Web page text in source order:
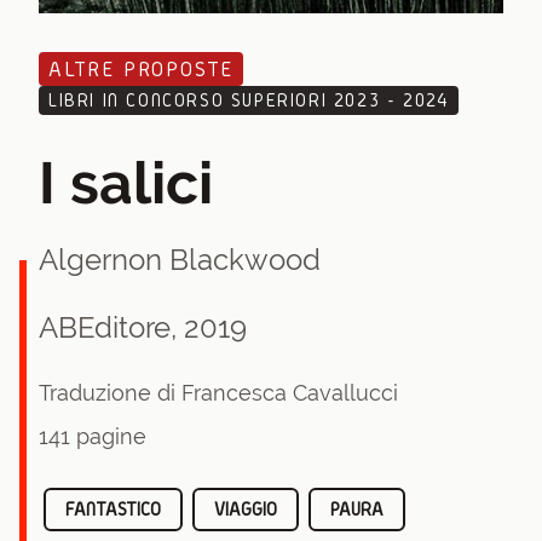
ALTRE PROPOSTE
LIBRI IN CONCORSO SUPERIORI 2023 - 2024
I salici
Algernon Blackwood
ABEditore, 2019
Traduzione di Francesca Cavallucci
141 pagine
FANTASTICO VIAGGIO PAURA